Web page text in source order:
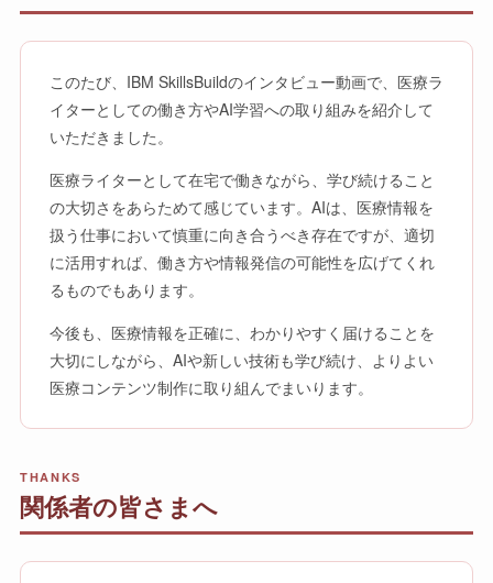
このたび、IBM SkillsBuildのインタビュー動画で、医療ラ
イターとしての働き方やAI学習への取り組みを紹介して
いただきました。
医療ライターとして在宅で働きながら、学び続けること
の大切さをあらためて感じています。AIは、医療情報を
扱う仕事において慎重に向き合うべき存在ですが、適切
に活用すれば、働き方や情報発信の可能性を広げてくれ
るものでもあります。
今後も、医療情報を正確に、わかりやすく届けることを
大切にしながら、AIや新しい技術も学び続け、よりよい
医療コンテンツ制作に取り組んでまいります。
THANKS
関係者の皆さまへ